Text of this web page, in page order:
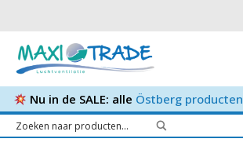
Nu in de SALE: alle Östberg producten